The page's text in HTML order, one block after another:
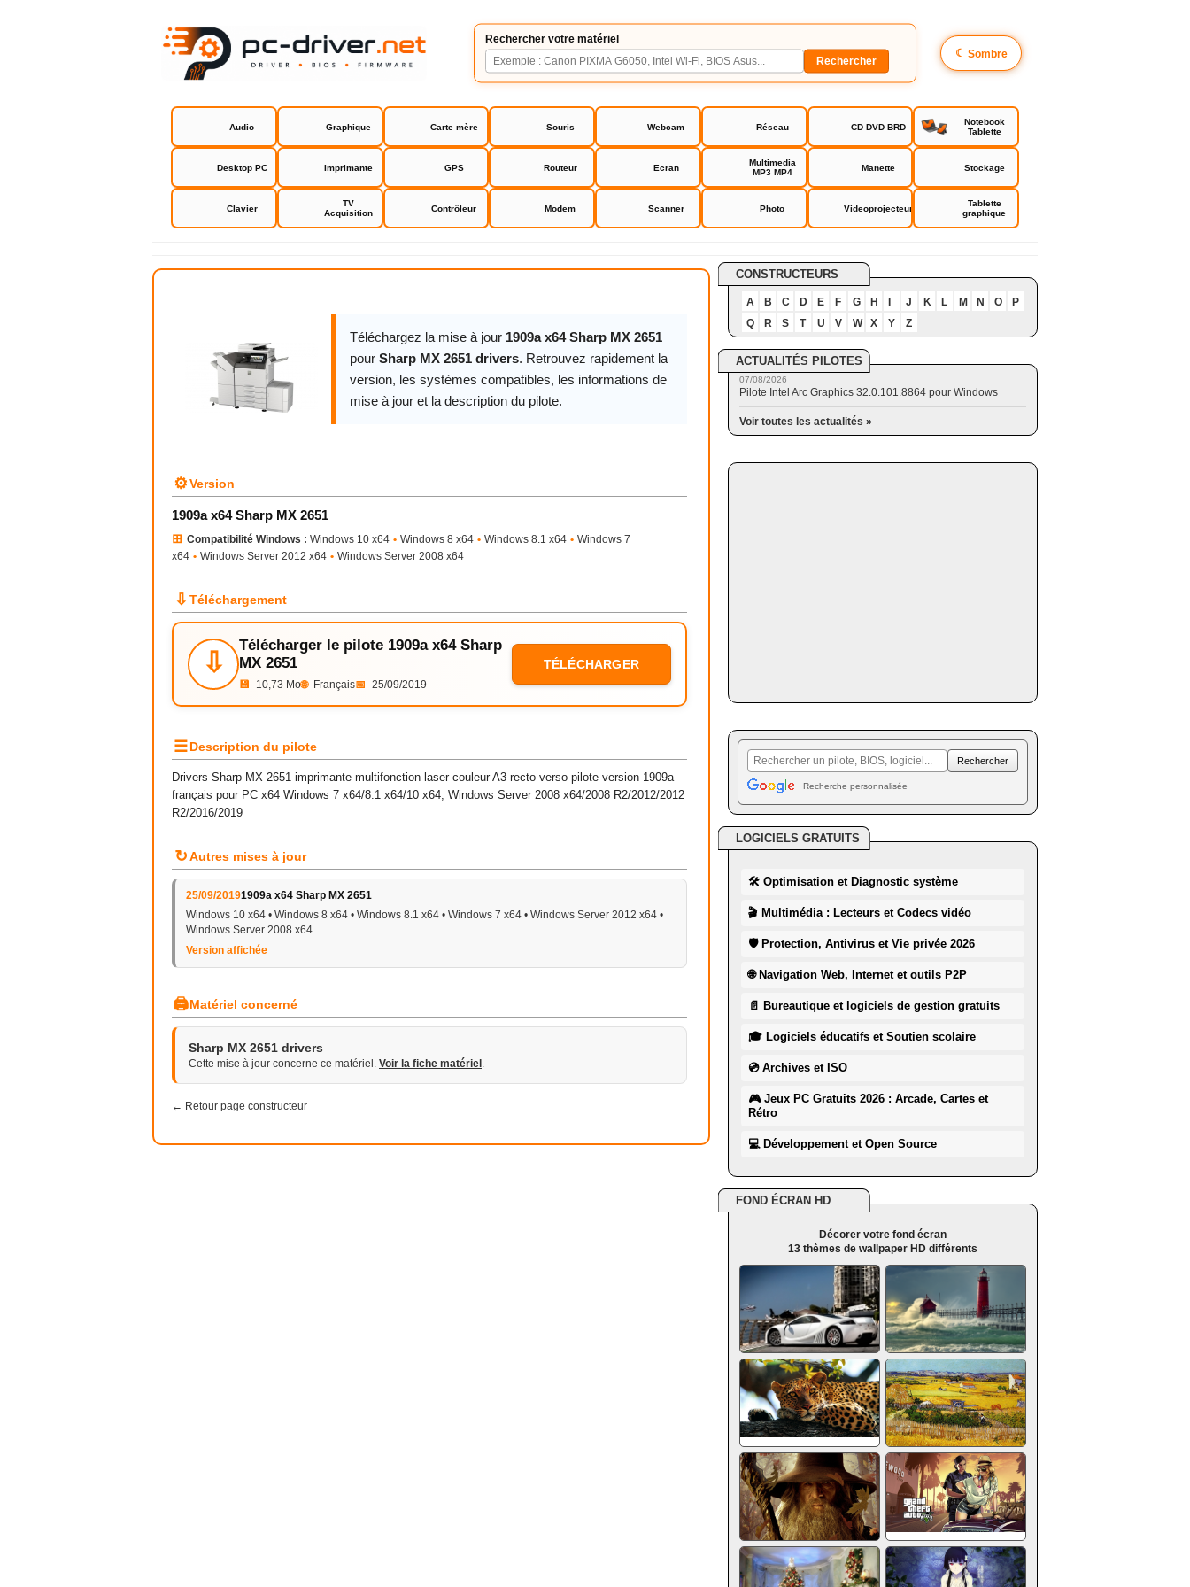
Rechercher votre matériel
☾ Sombre
Audio Graphique Carte mère Souris Webcam Réseau CD DVD BRD
Notebook
Tablette
Desktop PC Imprimante GPS Routeur Ecran
Multimedia
MP3 MP4
Manette Stockage
Clavier
TV
Acquisition
Contrôleur Modem Scanner Photo Videoprojecteur
Tablette
graphique
Sharp MX 2651 drivers
Téléchargez la mise à jour 1909a x64 Sharp MX 2651
pour Sharp MX 2651 drivers. Retrouvez rapidement la
version, les systèmes compatibles, les informations de
mise à jour et la description du pilote.
⚙Version
1909a x64 Sharp MX 2651
⊞ Compatibilité Windows : Windows 10 x64 • Windows 8 x64 • Windows 8.1 x64 • Windows 7
x64 • Windows Server 2012 x64 • Windows Server 2008 x64
⇩ Téléchargement
⇩
Télécharger le pilote 1909a x64 Sharp
MX 2651
💾 10,73 Mo🌐 Français📅 25/09/2019
TÉLÉCHARGER
☰Description du pilote
Drivers Sharp MX 2651 imprimante multifonction laser couleur A3 recto verso pilote version 1909a
français pour PC x64 Windows 7 x64/8.1 x64/10 x64, Windows Server 2008 x64/2008 R2/2012/2012
R2/2016/2019
↻Autres mises à jour
25/09/20191909a x64 Sharp MX 2651
Windows 10 x64 • Windows 8 x64 • Windows 8.1 x64 • Windows 7 x64 • Windows Server 2012 x64 •
Windows Server 2008 x64
Version affichée
🖨Matériel concerné
Sharp MX 2651 drivers
Cette mise à jour concerne ce matériel. Voir la fiche matériel .
← Retour page constructeur
CONSTRUCTEURS
A B C D E F G H J K L M N O
P
Q
R S T U V W X Y Z
ACTUALITÉS PILOTES
07/08/2026
Pilote Intel Arc Graphics 32.0.101.8864 pour Windows
Voir toutes les actualités »
Recherche personnalisée
LOGICIELS GRATUITS
🛠 Optimisation et Diagnostic système
🎬 Multimédia : Lecteurs et Codecs vidéo
🛡 Protection, Antivirus et Vie privée 2026
🌐 Navigation Web, Internet et outils P2P
📄 Bureautique et logiciels de gestion gratuits
🎓 Logiciels éducatifs et Soutien scolaire
💿 Archives et ISO
🎮 Jeux PC Gratuits 2026 : Arcade, Cartes et
Rétro
💻 Développement et Open Source
FOND ÉCRAN HD
Décorer votre fond écran
13 thèmes de wallpaper HD différents